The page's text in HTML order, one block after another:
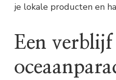
je lokale producten en
Een verblijf